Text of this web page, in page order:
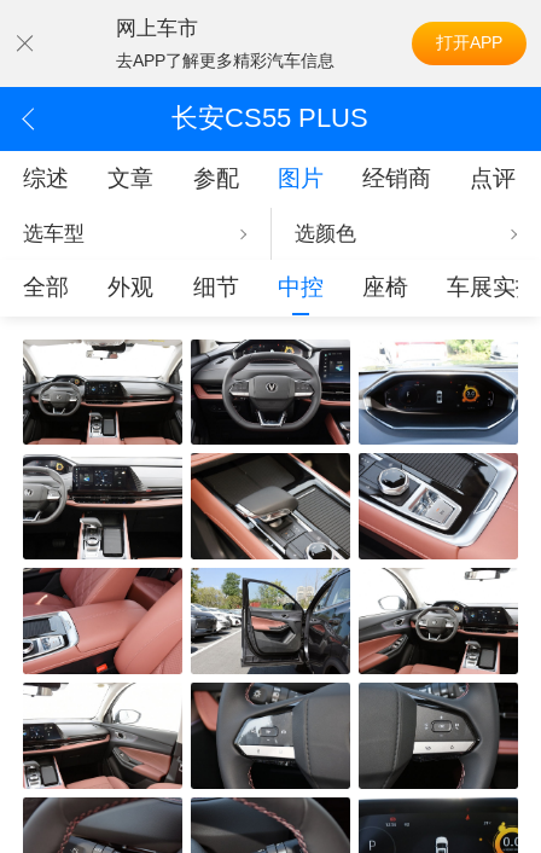
网上车市
去APP了解更多精彩汽车信息
打开APP
长安CS55 PLUS
综述 文章 参配 图片 经销商 点评
选车型 选颜色
全部 外观 细节 中控 座椅 车展实拍